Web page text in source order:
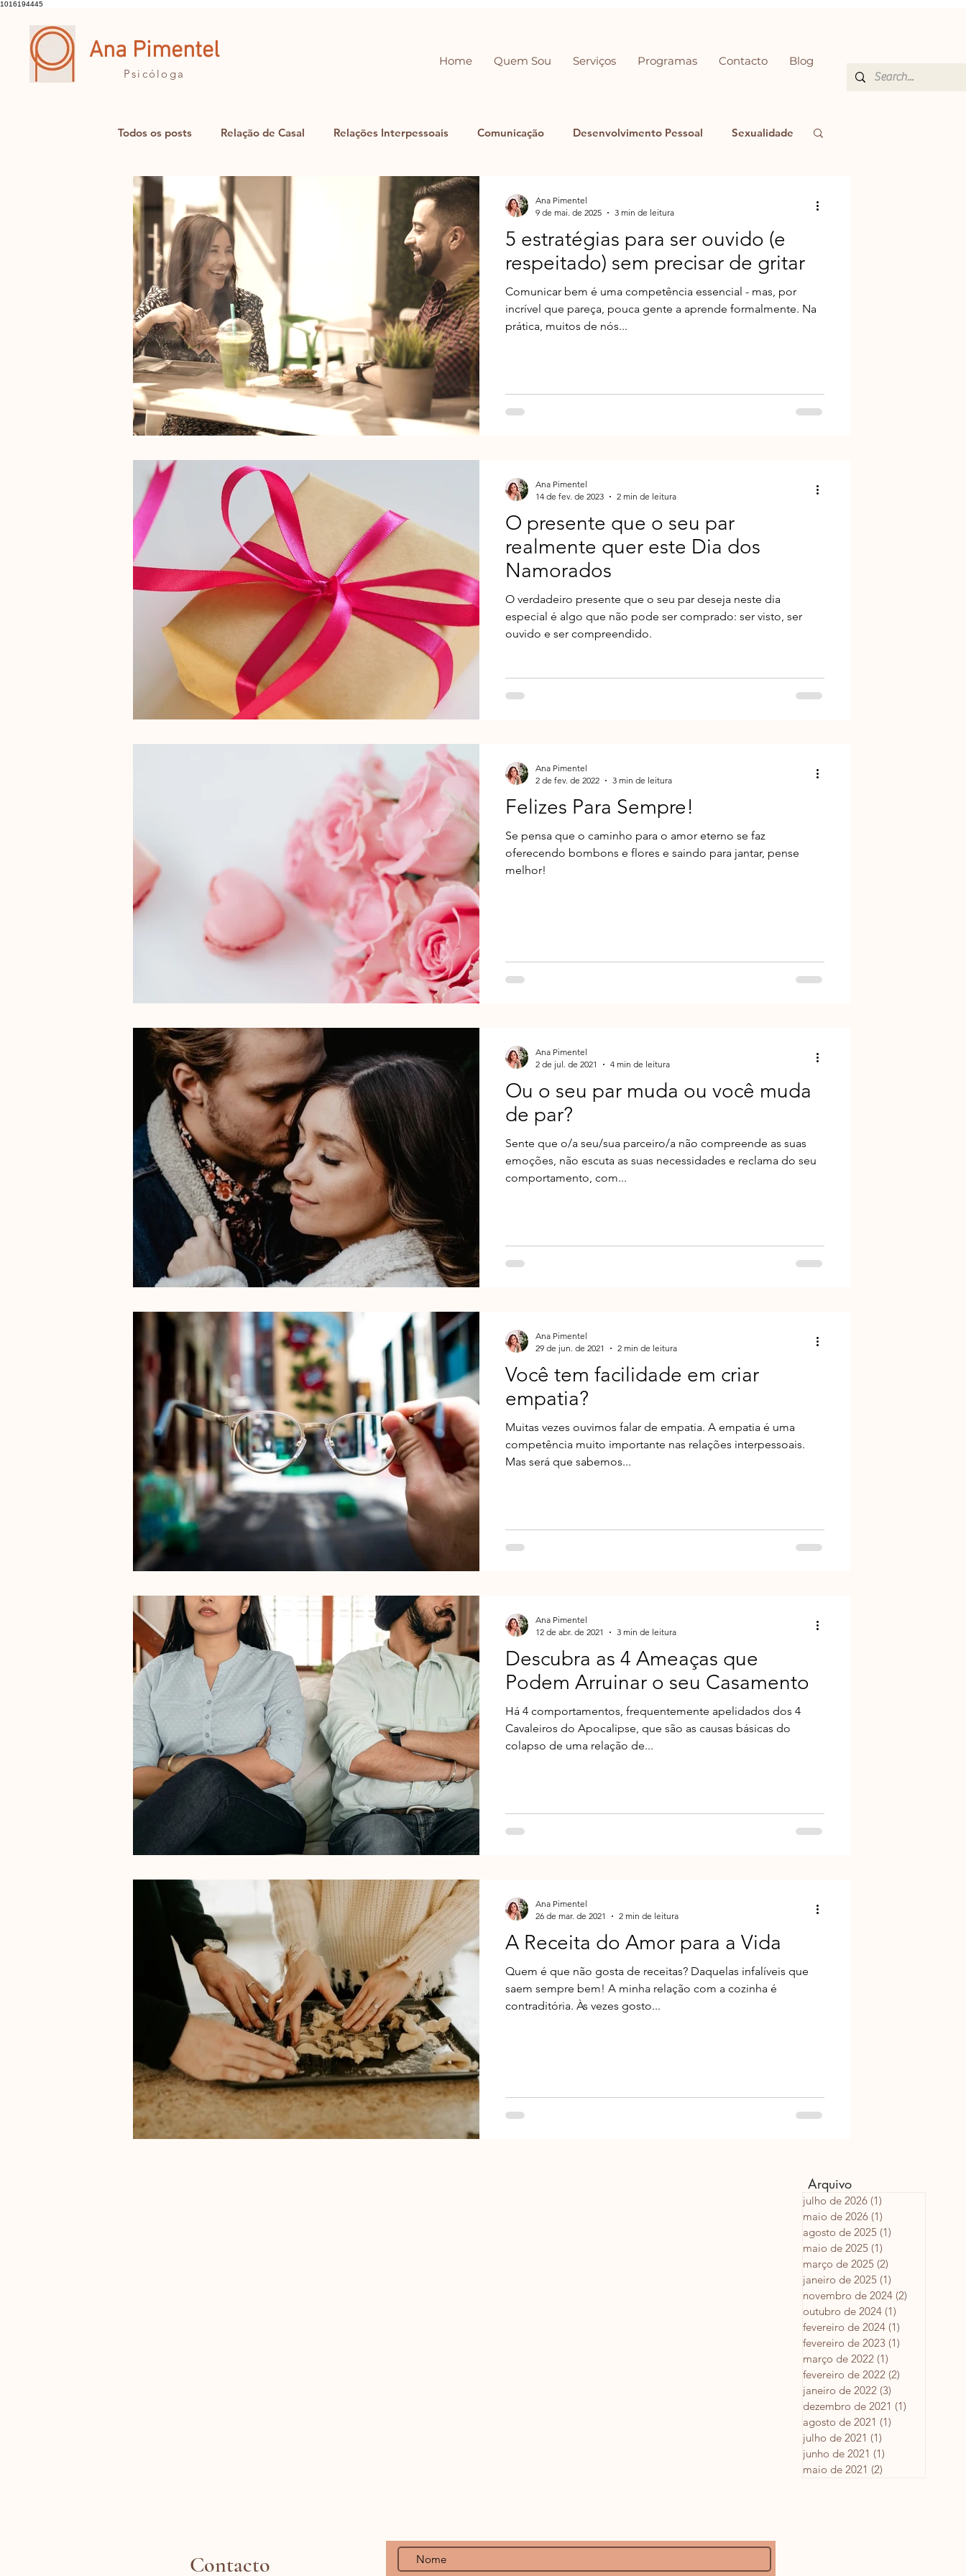
1016194445
Ana Pimentel
Psicóloga
Home Quem Sou Serviços Programas Contacto Blog
Todos os posts Relação de Casal Relações Interpessoais Comunicação Desenvolvimento Pessoal Sexualidade
5 estratégias para ser ouvido (e
respeitado) sem precisar de gritar
Comunicar bem é uma competência essencial - mas, por
incrível que pareça, pouca gente a aprende formalmente. Na
prática, muitos de nós...
Ana Pimentel
9 de mai. de 2025
3 min de leitura
O presente que o seu par
realmente quer este Dia dos
Namorados
O verdadeiro presente que o seu par deseja neste dia
especial é algo que não pode ser comprado: ser visto, ser
ouvido e ser compreendido.
Ana Pimentel
14 de fev. de 2023
2 min de leitura
Felizes Para Sempre!
Se pensa que o caminho para o amor eterno se faz
oferecendo bombons e flores e saindo para jantar, pense
melhor!
Ana Pimentel
2 de fev. de 2022
3 min de leitura
Ou o seu par muda ou você muda
de par?
Sente que o/a seu/sua parceiro/a não compreende as suas
emoções, não escuta as suas necessidades e reclama do seu
comportamento, com...
Ana Pimentel
2 de jul. de 2021
4 min de leitura
Você tem facilidade em criar
empatia?
Muitas vezes ouvimos falar de empatia. A empatia é uma
competência muito importante nas relações interpessoais.
Mas será que sabemos...
Ana Pimentel
29 de jun. de 2021
2 min de leitura
Descubra as 4 Ameaças que
Podem Arruinar o seu Casamento
Há 4 comportamentos, frequentemente apelidados dos 4
Cavaleiros do Apocalipse, que são as causas básicas do
colapso de uma relação de...
Ana Pimentel
12 de abr. de 2021
3 min de leitura
A Receita do Amor para a Vida
Quem é que não gosta de receitas? Daquelas infalíveis que
saem sempre bem! A minha relação com a cozinha é
contraditória. Às vezes gosto...
Ana Pimentel
26 de mar. de 2021
2 min de leitura
Arquivo
julho de 2026 (1)
maio de 2026 (1)
agosto de 2025 (1)
maio de 2025 (1)
março de 2025 (2)
janeiro de 2025 (1)
novembro de 2024 (2)
outubro de 2024 (1)
fevereiro de 2024 (1)
fevereiro de 2023 (1)
março de 2022 (1)
fevereiro de 2022 (2)
janeiro de 2022 (3)
dezembro de 2021 (1)
agosto de 2021 (1)
julho de 2021 (1)
junho de 2021 (1)
maio de 2021 (2)
Contacto